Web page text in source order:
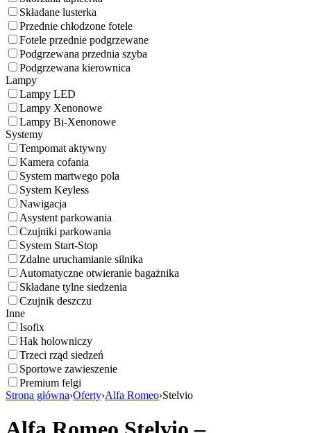
Składane lusterka
Przednie chłodzone fotele
Fotele przednie podgrzewane
Podgrzewana przednia szyba
Podgrzewana kierownica
Lampy
Lampy LED
Lampy Xenonowe
Lampy Bi-Xenonowe
Systemy
Tempomat aktywny
Kamera cofania
System martwego pola
System Keyless
Nawigacja
Asystent parkowania
Czujniki parkowania
System Start-Stop
Zdalne uruchamianie silnika
Automatyczne otwieranie bagażnika
Składane tylne siedzenia
Czujnik deszczu
Inne
Isofix
Hak holowniczy
Trzeci rząd siedzeń
Sportowe zawieszenie
Premium felgi
Strona główna›Oferty›Alfa Romeo›Stelvio